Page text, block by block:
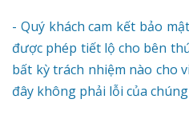
- Quý khách cam kết bảo
được phép tiết lộ cho bên
bất kỳ trách nhiệm nào cho
đây không phải lỗi của